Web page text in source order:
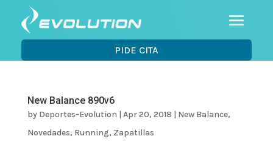
PIDE CITA
New Balance 890v6
by Deportes-Evolution | Apr 20, 2018 | New Balance,
Novedades, Running, Zapatillas